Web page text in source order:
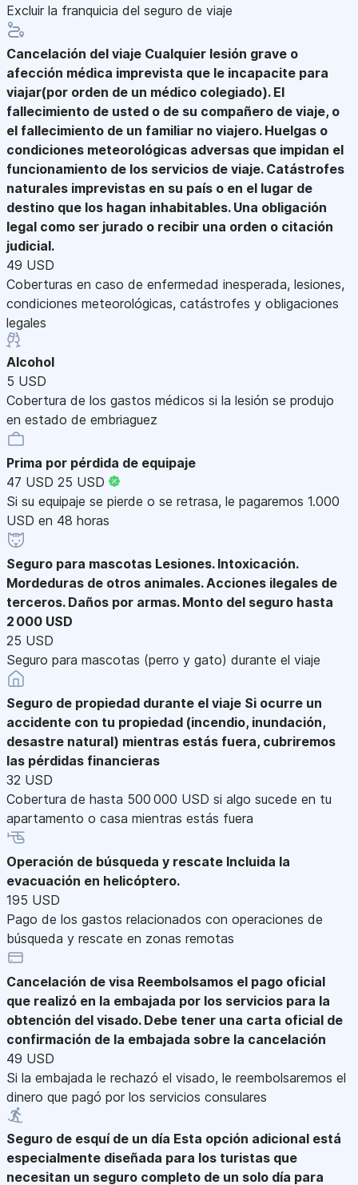
Excluir la franquicia del seguro de viaje
Cancelación del viaje Cualquier lesión grave o
afección médica imprevista que le incapacite para
viajar(por orden de un médico colegiado). El
fallecimiento de usted o de su compañero de viaje, o
el fallecimiento de un familiar no viajero. Huelgas o
condiciones meteorológicas adversas que impidan el
funcionamiento de los servicios de viaje. Catástrofes
naturales imprevistas en su país o en el lugar de
destino que los hagan inhabitables. Una obligación
legal como ser jurado o recibir una orden o citación
judicial.
49 USD
Coberturas en caso de enfermedad inesperada, lesiones,
condiciones meteorológicas, catástrofes y obligaciones
legales
Alcohol
5 USD
Cobertura de los gastos médicos si la lesión se produjo
en estado de embriaguez
Prima por pérdida de equipaje
47 USD 25 USD
Si su equipaje se pierde o se retrasa, le pagaremos 1.000
USD en 48 horas
Seguro para mascotas Lesiones. Intoxicación.
Mordeduras de otros animales. Acciones ilegales de
terceros. Daños por armas. Monto del seguro hasta
2 000 USD
25 USD
Seguro para mascotas (perro y gato) durante el viaje
Seguro de propiedad durante el viaje Si ocurre un
accidente con tu propiedad (incendio, inundación,
desastre natural) mientras estás fuera, cubriremos
las pérdidas financieras
32 USD
Cobertura de hasta 500 000 USD si algo sucede en tu
apartamento o casa mientras estás fuera
Operación de búsqueda y rescate Incluida la
evacuación en helicóptero.
195 USD
Pago de los gastos relacionados con operaciones de
búsqueda y rescate en zonas remotas
Cancelación de visa Reembolsamos el pago oficial
que realizó en la embajada por los servicios para la
obtención del visado. Debe tener una carta oficial de
confirmación de la embajada sobre la cancelación
49 USD
Si la embajada le rechazó el visado, le reembolsaremos el
dinero que pagó por los servicios consulares
Seguro de esquí de un día Esta opción adicional está
especialmente diseñada para los turistas que
necesitan un seguro completo de un solo día para